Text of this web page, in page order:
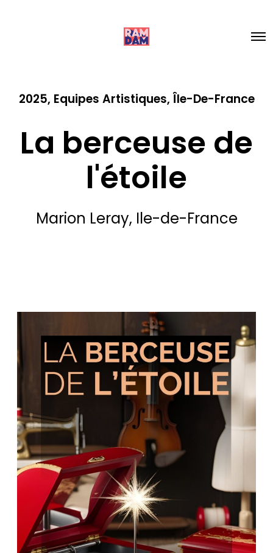
2025, Equipes Artistiques, Île-De-France
La berceuse de
l'étoile
Marion Leray, Ile-de-France